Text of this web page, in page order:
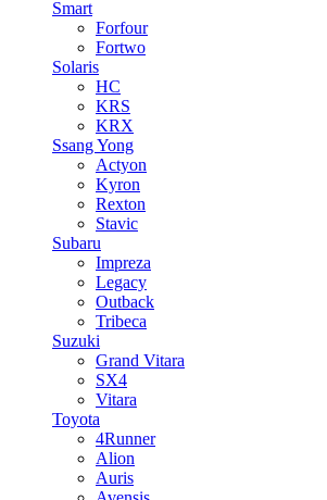
Smart
Forfour
Fortwo
Solaris
HC
KRS
KRX
Ssang Yong
Actyon
Kyron
Rexton
Stavic
Subaru
Impreza
Legacy
Outback
Tribeca
Suzuki
Grand Vitara
SX4
Vitara
Toyota
4Runner
Alion
Auris